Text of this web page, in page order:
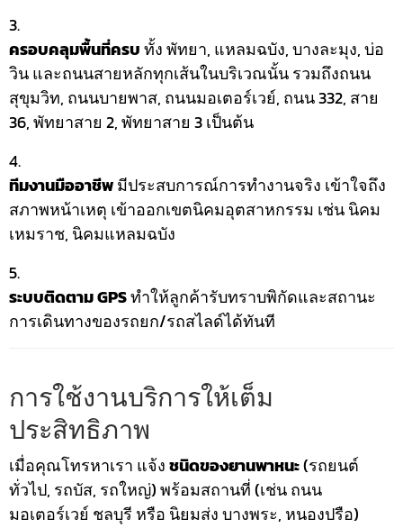
ครอบคลุมพื้นที่ครบทั้ง พัทยา, แหลมฉบัง, บางละมุง, บ่อ
วิน และถนนสายหลักทุกเส้นในบริเวณนั้น รวมถึงถนน
สุขุมวิท, ถนนบายพาส, ถนนมอเตอร์เวย์, ถนน 332, สาย
36, พัทยาสาย 2, พัทยาสาย 3 เป็นต้น
ทีมงานมืออาชีพมีประสบการณ์การทำงานจริง เข้าใจถึง
สภาพหน้าเหตุ เข้าออกเขตนิคมอุตสาหกรรม เช่น นิคม
เหมราช, นิคมแหลมฉบัง
ระบบติดตาม GPSทำให้ลูกค้ารับทราบพิกัดและสถานะ
การเดินทางของรถยก/รถสไลด์ได้ทันที
การใช้งานบริการให้เต็ม
ประสิทธิภาพ
เมื่อคุณโทรหาเรา แจ้งชนิดของยานพาหนะ(รถยนต์
ทั่วไป, รถบัส, รถใหญ่) พร้อมสถานที่ (เช่น ถนน
มอเตอร์เวย์ ชลบุรี หรือ นิยมส่ง บางพระ, หนองปรือ)